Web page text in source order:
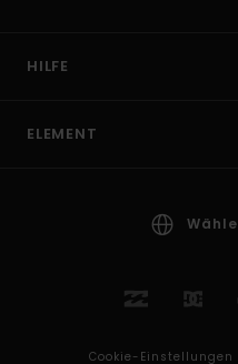
HILFE
ELEMENT
Cookie-Einstellungen